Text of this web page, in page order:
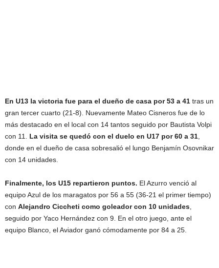
En U13 la victoria fue para el dueño de casa por 53 a 41 tras un
gran tercer cuarto (21-8). Nuevamente Mateo Cisneros fue de lo
más destacado en el local con 14 tantos seguido por Bautista Volpi
con 11. La visita se quedó con el duelo en U17 por 60 a 31
donde en el dueño de casa sobresalió el lungo Benjamín Osovnikar
con 14 unidades.
Finalmente, los U15 repartieron puntos. El Azurro venció al
equipo Azul de los maragatos por 56 a 55 (36-21 el primer tiempo)
con Alejandro Ciccheti como goleador con 10 unidades
seguido por Yaco Hernández con 9. En el otro juego, ante el
equipo Blanco, el Aviador ganó cómodamente por 84 a 25.